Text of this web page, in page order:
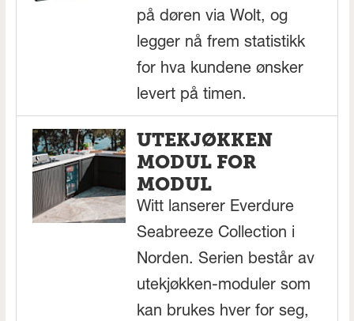
på døren via Wolt, og
legger nå frem statistikk
for hva kundene ønsker
levert på timen.
UTEKJØKKEN
MODUL FOR
MODUL
Witt lanserer Everdure
Seabreeze Collection i
Norden. Serien består av
utekjøkken-moduler som
kan brukes hver for seg,